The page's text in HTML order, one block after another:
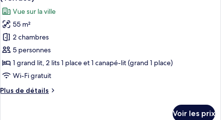
ville
(Balcony)
Appartement
Supérieur,
2
chambres,
accès
piscine,
ville
(Balcony)
les
photos
pour
ce
type
de
chambre :
Premium,
Vue sur la ville
55 m²
2 chambres
5 personnes
1 grand lit, 2 lits 1 place et 1 canapé-lit (grand 1 place)
Wi-Fi gratuit
Plus de détails
Plus
Voir les prix